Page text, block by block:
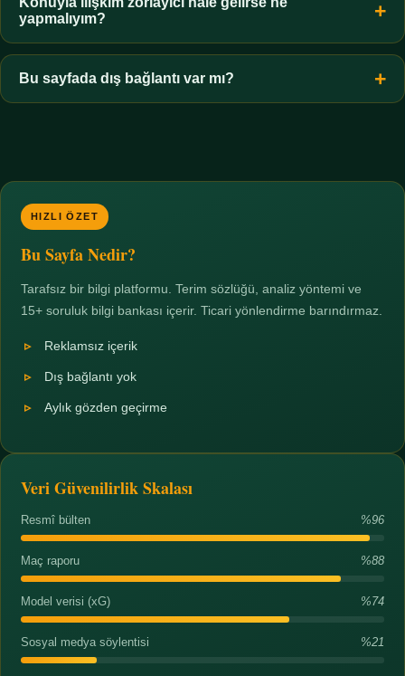
zorunluluktur.
yapmalıyım?
Zaman sınırı koyun, harcadığınız süreyi ölçün ve gerekirse
profesyonel destek alın. Türkiye'de ücretsiz danışma hatları
mevcuttur; yardım istemek güçlü bir adımdır.
Bu sayfada dış bağlantı var mı?
HIZLI ÖZET
Bu Sayfa Nedir?
Tarafsız bir bilgi platformu. Terim sözlüğü, analiz yöntemi ve
15+ soruluk bilgi bankası içerir. Ticari yönlendirme barındırmaz.
Reklamsız içerik
Dış bağlantı yok
Aylık gözden geçirme
Veri Güvenilirlik Skalası
Resmî bülten %96
Maç raporu %88
Model verisi (xG) %74
Sosyal medya söylentisi %21